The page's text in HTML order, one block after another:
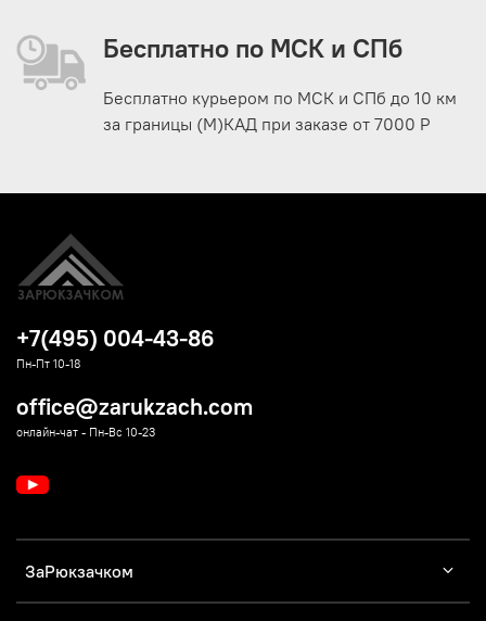
Бесплатно по МСК и СПб
Бесплатно курьером по МСК и СПб до 10 км
за границы (М)КАД при заказе от 7000 Р
ЗаРюкзачком
+7(495) 004-43-86
Пн-Пт 10-18
office@zarukzach.com
онлайн-чат - Пн-Вс 10-23